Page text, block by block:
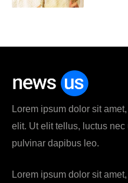
Lorem ipsum dolor sit
elit. Ut elit tellus, luctus nec
pulvinar dapibus leo.
Lorem ipsum dolor sit